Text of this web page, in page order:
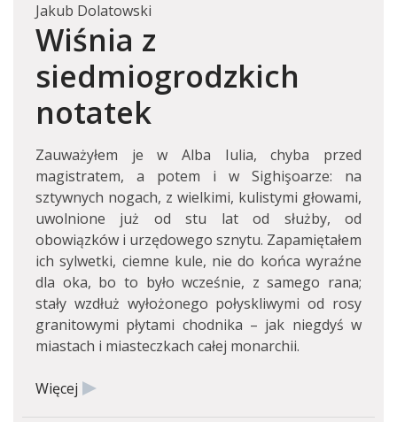
Jakub Dolatowski
Wiśnia z
siedmiogrodzkich
notatek
Zauważyłem je w Alba Iulia, chyba przed
magistratem, a potem i w Sighişoarze: na
sztywnych nogach, z wielkimi, kulistymi głowami,
uwolnione już od stu lat od służby, od
obowiązków i urzędowego sznytu. Zapamiętałem
ich sylwetki, ciemne kule, nie do końca wyraźne
dla oka, bo to było wcześnie, z samego rana;
stały wzdłuż wyłożonego połyskliwymi od rosy
granitowymi płytami chodnika – jak niegdyś w
miastach i miasteczkach całej monarchii.
Więcej